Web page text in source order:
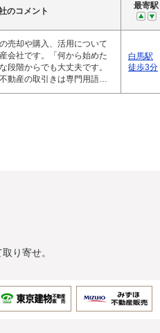
のコメント
最寄駅
売却や購入、活用について
会社です。「何から始めた
段階からでも大丈夫です。
動産の取引きは専門用語…
白馬駅
徒歩3分
り寄せ。